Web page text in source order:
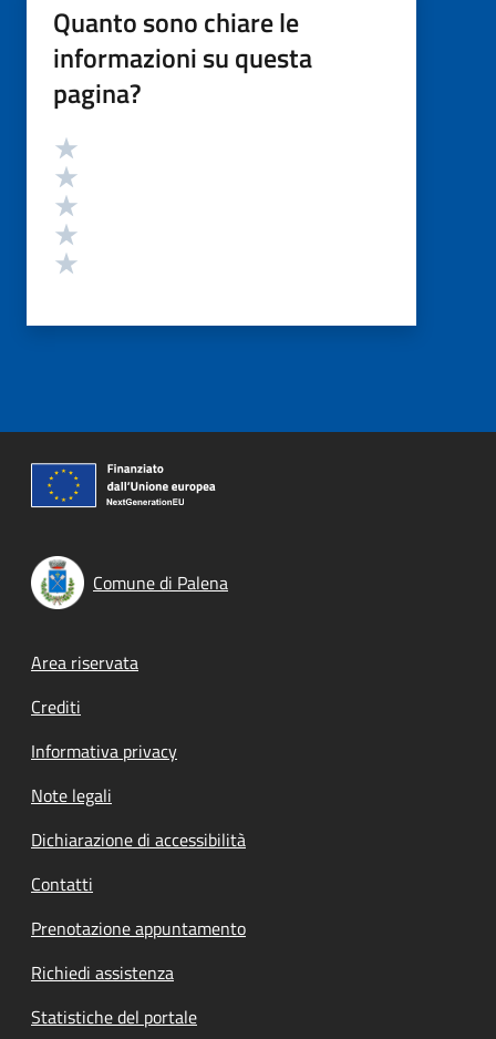
Quanto sono chiare le
informazioni su questa
pagina?
Valutazione
Comune di Palena
Footer menu
Area riservata
Crediti
Informativa privacy
Note legali
Dichiarazione di accessibilità
Contatti
Prenotazione appuntamento
Richiedi assistenza
Statistiche del portale